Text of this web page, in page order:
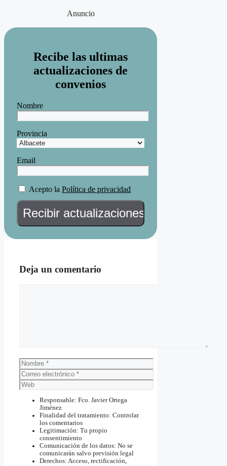
Anuncio
Recibe las ultimas
actualizaciones de
convenios
Nombre
Provincia
Email
Acepto la Política de privacidad
Deja un comentario
Nombre
Correo
electrónico
Web
Responsable: Fco. Javier Ortega
Jiménez
Finalidad del tratamiento: Controlar
los comentarios
Legitimación: Tu propio
consentimiento
Comunicación de los datos: No se
comunicarán salvo previsión legal
Derechos: Acceso, rectificación,